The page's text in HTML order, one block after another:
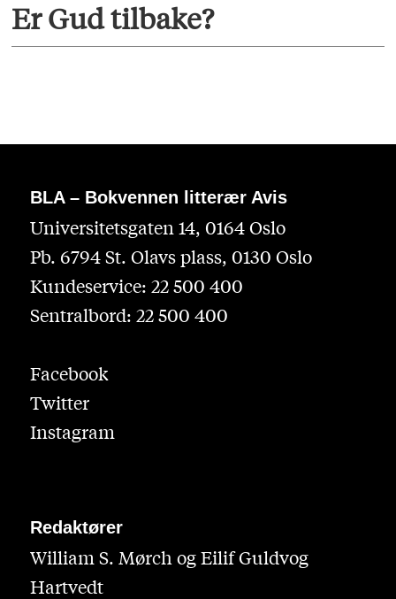
Er Gud tilbake?
BLA – Bokvennen litterær Avis
Universitetsgaten 14, 0164 Oslo
Pb. 6794 St. Olavs plass, 0130 Oslo
Kundeservice: 22 500 400
Sentralbord: 22 500 400
Facebook
Twitter
Instagram
Redaktører
William S. Mørch og Eilif Guldvog
Hartvedt